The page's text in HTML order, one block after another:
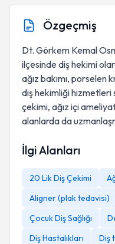
Özgeçmiş
Dt. Görkem Kemal
ilçesinde diş hekimi
ağız bakımı,
diş hekimliği hizmetleri
çekimi, ağız içi
alanlarda da
İlgi Alanları
20 Lik Diş Çekimi
Aligner (plak tedavisi)
Çocuk Diş Sağlığı
Diş Hastalıkları
Diş